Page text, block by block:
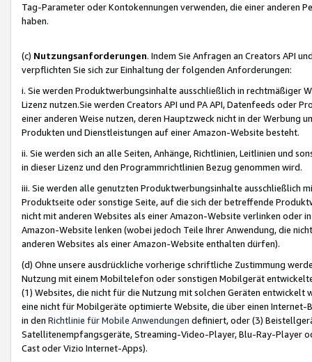
Tag-Parameter oder Kontokennungen verwenden, die einer anderen
haben.
(c) Nutzungsanforderungen. Indem Sie Anfragen an Creators API
verpflichten Sie sich zur Einhaltung der folgenden Anforderungen:
i. Sie werden Produktwerbungsinhalte ausschließlich in rechtmäßiger
Lizenz nutzen.Sie werden Creators API und PA API, Datenfeeds oder
einer anderen Weise nutzen, deren Hauptzweck nicht in der Werbung
Produkten und Dienstleistungen auf einer Amazon-Website besteht.
ii. Sie werden sich an alle Seiten, Anhänge, Richtlinien, Leitlinien und
in dieser Lizenz und den Programmrichtlinien Bezug genommen wird.
iii. Sie werden alle genutzten Produktwerbungsinhalte ausschließlich
Produktseite oder sonstige Seite, auf die sich der betreffende
nicht mit anderen Websites als einer Amazon-Website verlinken oder
Amazon-Website lenken (wobei jedoch Teile Ihrer Anwendung, die
anderen Websites als einer Amazon-Website enthalten dürfen).
(d) Ohne unsere ausdrückliche vorherige schriftliche Zustimmung
Nutzung mit einem Mobiltelefon oder sonstigen Mobilgerät
(1) Websites, die nicht für die Nutzung mit solchen Geräten
eine nicht für Mobilgeräte optimierte Website, die über einen
in den Richtlinie für Mobile Anwendungen definiert, oder (3)
Satellitenempfangsgeräte, Streaming-Video-Player, Blu-Ray-Player
Cast oder Vizio Internet-Apps).